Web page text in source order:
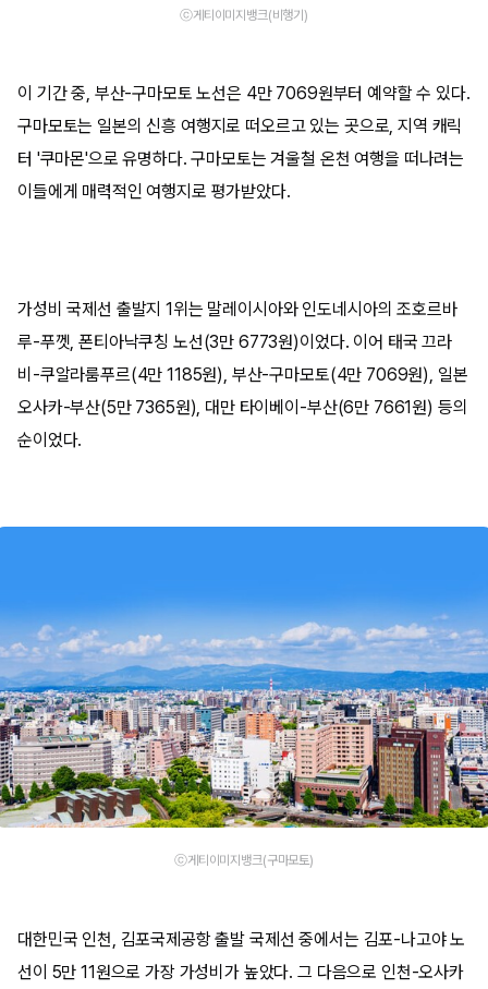
ⓒ게티이미지뱅크(비행기)
이 기간 중, 부산-구마모토 노선은 4만 7069원부터 예약할 수 있다.
구마모토는 일본의 신흥 여행지로 떠오르고 있는 곳으로, 지역 캐릭
터 '쿠마몬'으로 유명하다. 구마모토는 겨울철 온천 여행을 떠나려는
이들에게 매력적인 여행지로 평가받았다.
가성비 국제선 출발지 1위는 말레이시아와 인도네시아의 조호르바
루-푸껫, 폰티아낙쿠칭 노선(3만 6773원)이었다. 이어 태국 끄라
비-쿠알라룸푸르(4만 1185원), 부산-구마모토(4만 7069원), 일본
오사카-부산(5만 7365원), 대만 타이베이-부산(6만 7661원) 등의
순이었다.
ⓒ게티이미지뱅크(구마모토)
대한민국 인천, 김포국제공항 출발 국제선 중에서는 김포-나고야 노
선이 5만 11원으로 가장 가성비가 높았다. 그 다음으로 인천-오사카